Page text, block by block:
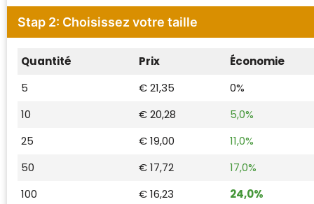
Parker
Waterman
Stap 2: Choisissez votre taille
Quantité Prix
Économie
5
€ 21,35
0%
10
€ 20,28
5,0%
25
€ 19,00
11,0%
50
€ 17,72
17,0%
100
€ 16,23
24,0%